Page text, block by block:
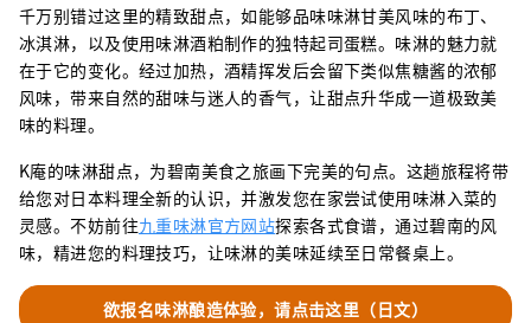
千万别错过这里的精致甜点，如能够品味味淋甘美风味的布丁、
冰淇淋，以及使用味淋酒粕制作的独特起司蛋糕。味淋的魅力就
在于它的变化。经过加热，酒精挥发后会留下类似焦糖酱的浓郁
风味，带来自然的甜味与迷人的香气，让甜点升华成一道极致美
味的料理。
K庵的味淋甜点，为碧南美食之旅画下完美的句点。这趟旅程将带
给您对日本料理全新的认识，并激发您在家尝试使用味淋入菜的
灵感。不妨前往九重味淋官方网站探索各式食谱，通过碧南的风
味，精进您的料理技巧，让味淋的美味延续至日常餐桌上。
欲报名味淋酿造体验，请点击这里（日文）